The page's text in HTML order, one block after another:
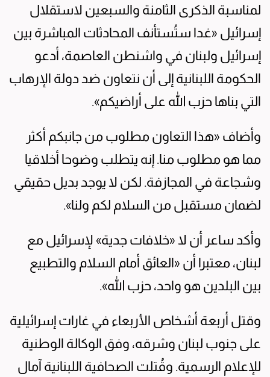
لمناسبة الذكرى الثامنة والسبعين لاستقلال
إسرائيل «غدا ستُستأنف المحادثات المباشرة بين
إسرائيل ولبنان في واشنطن العاصمة، أدعو
الحكومة اللبنانية إلى أن نتعاون ضد دولة الإرهاب
التي بناها حزب الله على أراضيكم».
وأضاف «هذا التعاون مطلوب من جانبكم أكثر
مما هو مطلوب منا. إنه يتطلب وضوحا أخلاقيا
وشجاعة في المجازفة. لكن لا يوجد بديل حقيقي
لضمان مستقبل من السلام لكم ولنا».
وأكد ساعر أن لا «خلافات جدية» لإسرائيل مع
لبنان، معتبرا أن «العائق أمام السلام والتطبيع
بين البلدين هو واحد، حزب الله».
وقتل أربعة أشخاص الأربعاء في غارات إسرائيلية
على جنوب لبنان وشرقه، وفق الوكالة الوطنية
للإعلام الرسمية. وقُتلت الصحافية اللبنانية آمال